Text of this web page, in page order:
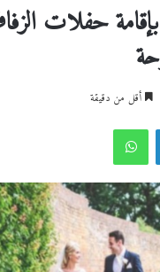
حفلات
أقل من دقيقة